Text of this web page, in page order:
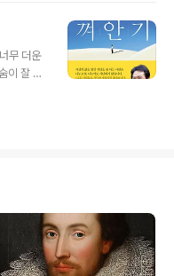
’은 ‘pr
있습니
물이라
람에게
무 더운
이 잘 안
판사의
연은
사하면
유명하
8월 9
할 예정이